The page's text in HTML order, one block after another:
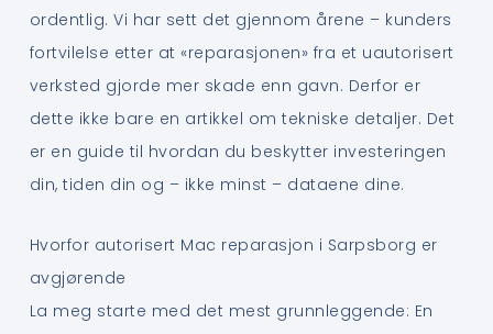
ordentlig. Vi har sett det gjennom årene – kunders
fortvilelse etter at «reparasjonen» fra et uautorisert
verksted gjorde mer skade enn gavn. Derfor er
dette ikke bare en artikkel om tekniske detaljer. Det
er en guide til hvordan du beskytter investeringen
din, tiden din og – ikke minst – dataene dine.
Hvorfor autorisert Mac reparasjon i Sarpsborg er
avgjørende
La meg starte med det mest grunnleggende: En